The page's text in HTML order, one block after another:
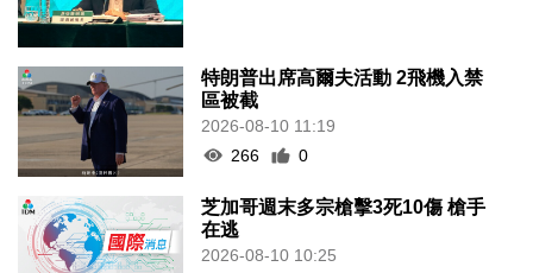
特朗普出席高爾夫活動 2飛機入禁
區被截
2026-08-10 11:19
266
0
芝加哥週末多宗槍擊3死10傷 槍手
在逃
2026-08-10 10:25